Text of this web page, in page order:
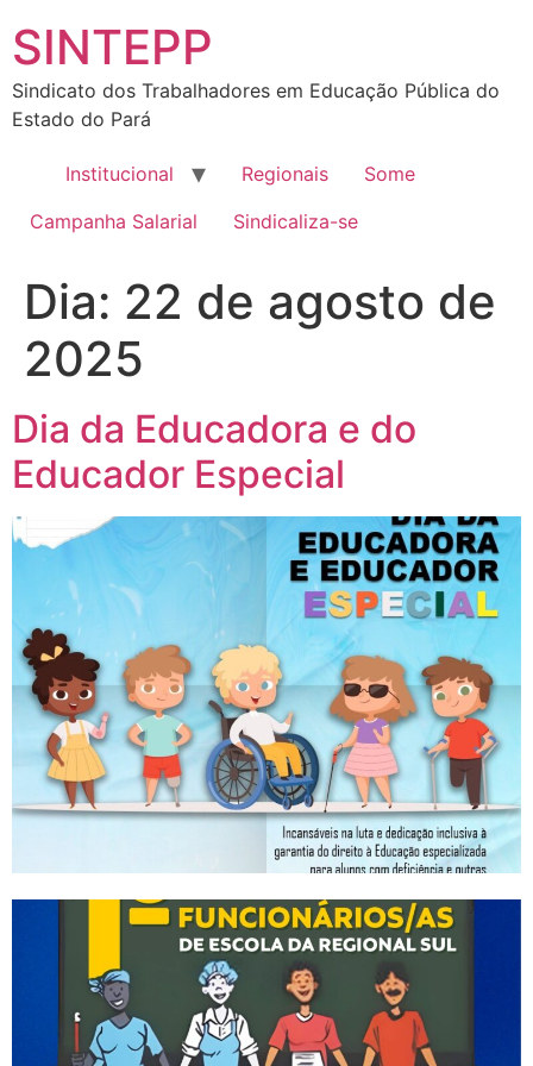
SINTEPP
Sindicato dos Trabalhadores em Educação Pública do
Estado do Pará
Institucional Regionais
Some
Campanha Salarial
Sindicaliza-se
Dia: 22 de agosto de
2025
Dia da Educadora e do
Educador Especial